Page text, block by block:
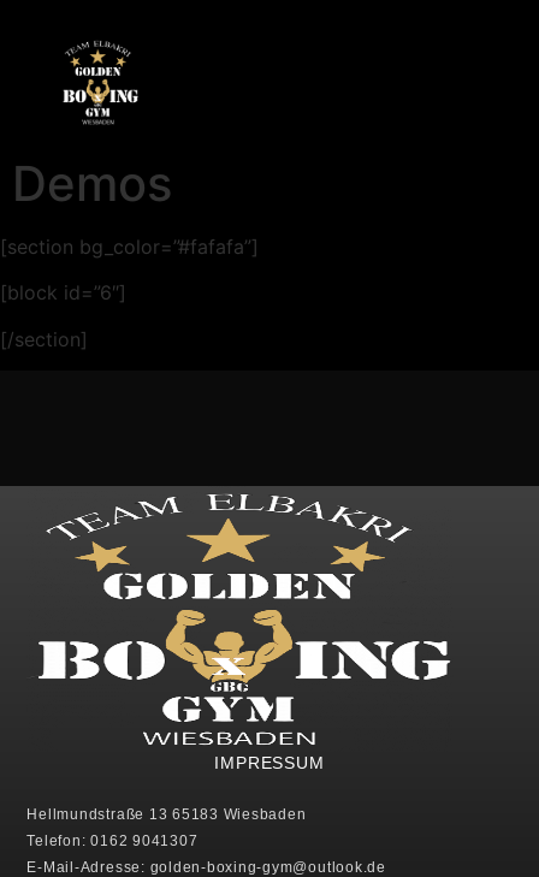
Demos
[section bg_color=”#fafafa”]
[block id=”6″]
[/section]
IMPRESSUM
Hellmundstraße 13 65183 Wiesbaden
Telefon: 0162 9041307
E-Mail-Adresse: golden-boxing-gym@outlook.de